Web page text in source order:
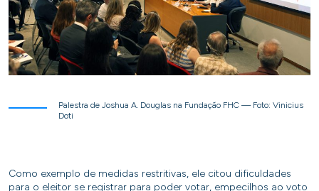
Palestra de Joshua A. Douglas na Fundação FHC — Foto: Vinicius
Doti
Como exemplo de medidas restritivas, ele citou dificuldades
para o eleitor se registrar para poder votar, empecilhos ao voto